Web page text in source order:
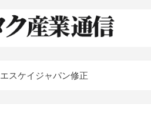
エスケイジャパン修正